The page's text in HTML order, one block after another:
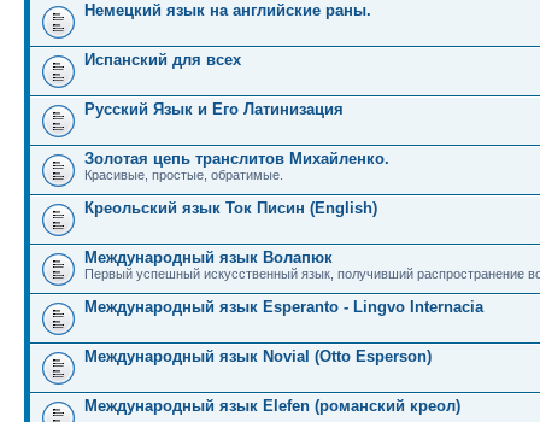
Немецкий язык на английские раны.
Испанский для всех
Русский Язык и Его Латинизация
Золотая цепь транслитов Михайленко.
Красивые, простые, обратимые.
Креольский язык Ток Писин (English)
Международный язык Волапюк
Первый успешный искусственный язык, получивший распространение
Международный язык Esperanto - Lingvo Internacia
Международный язык Novial (Otto Esperson)
Международный язык Elefen (романский креол)